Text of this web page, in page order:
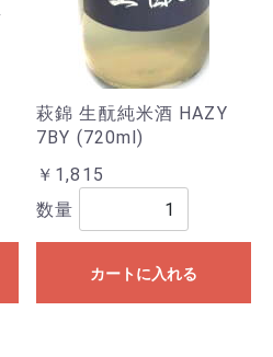
萩錦 生酛純米酒 HAZY
7BY (720ml)
￥1,815
数量
カートに入れる